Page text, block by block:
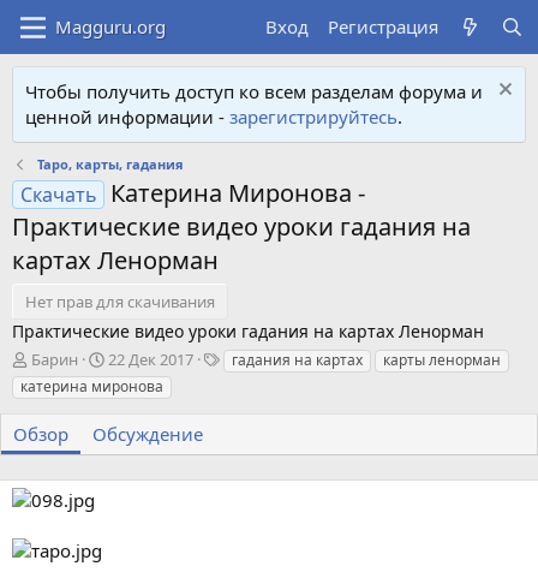
Вход Регистрация
Чтобы получить доступ ко всем разделам форума и
ценной информации - зарегистрируйтесь.
Таро, карты, гадания
Скачать
Катерина Миронова -
Практические видео уроки гадания на
картах Ленорман
Нет прав для скачивания
Практические видео уроки гадания на картах Ленорман
А
в
т
о
р
Барин
Д
а
т
а
с
22 Дек 2017
Т гадания на картах
карты ленорман
катерина миронова
Обзор Обсуждение